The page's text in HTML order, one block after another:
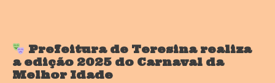
Prefeitura de Teresina realiza
a edição 2025 do Carnaval da
Melhor Idade